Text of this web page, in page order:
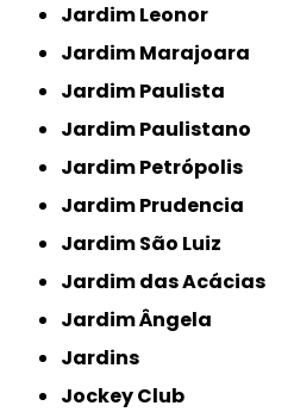
Jardim Leonor
Jardim Marajoara
Jardim Paulista
Jardim Paulistano
Jardim Petrópolis
Jardim Prudencia
Jardim São Luiz
Jardim das Acácias
Jardim Ângela
Jardins
Jockey Club